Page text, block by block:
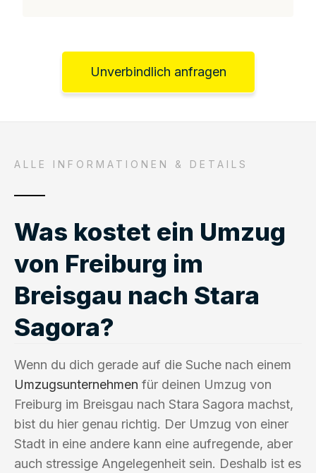
Unverbindlich anfragen
ALLE INFORMATIONEN & DETAILS
Was kostet ein Umzug
von Freiburg im
Breisgau nach Stara
Sagora?
Wenn du dich gerade auf die Suche nach einem
Umzugsunternehmen für deinen Umzug von
Freiburg im Breisgau nach Stara Sagora machst,
bist du hier genau richtig. Der Umzug von einer
Stadt in eine andere kann eine aufregende, aber
auch stressige Angelegenheit sein. Deshalb ist es